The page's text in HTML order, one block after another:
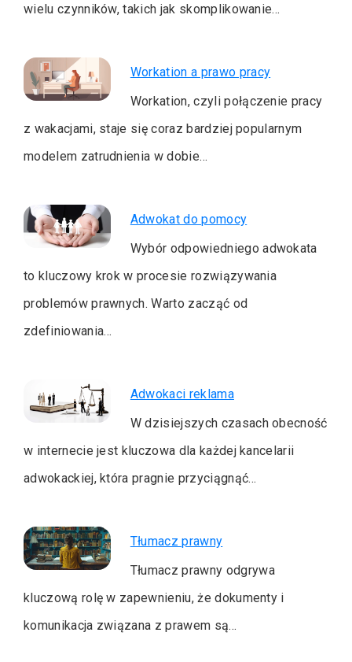
wielu czynników, takich jak skomplikowanie…
Workation a prawo pracy
Workation, czyli połączenie pracy
z wakacjami, staje się coraz bardziej popularnym
modelem zatrudnienia w dobie…
Adwokat do pomocy
Wybór odpowiedniego adwokata
to kluczowy krok w procesie rozwiązywania
problemów prawnych. Warto zacząć od
zdefiniowania…
Adwokaci reklama
W dzisiejszych czasach obecność
w internecie jest kluczowa dla każdej kancelarii
adwokackiej, która pragnie przyciągnąć…
Tłumacz prawny
Tłumacz prawny odgrywa
kluczową rolę w zapewnieniu, że dokumenty i
komunikacja związana z prawem są…